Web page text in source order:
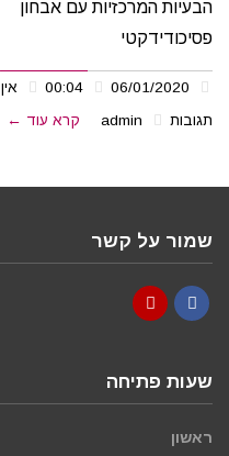
הבעיות המרכזיות עם אבחון
פסיכודידקטי
אין
תגובות
admin קרא עוד ←
שמור על קשר
שעות פתיחה
ראשון